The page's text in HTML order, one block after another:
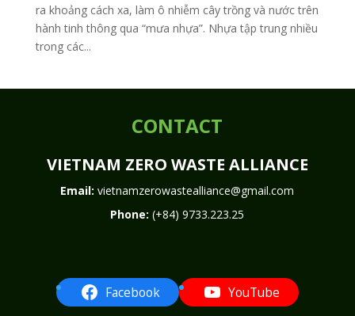
ra khoảng cách xa, làm ô nhiễm cây trồng và nước trên
hành tinh thông qua “mưa nhựa”. Nhựa tập trung nhiều
trong các...
CONTACT
VIETNAM ZERO WASTE ALLIANCE
Email: vietnamzerowastealliance@gmail.com
Phone: (+84) 9733.223.25
Facebook YouTube